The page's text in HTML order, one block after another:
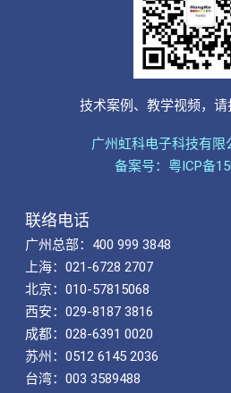
技术案例、教学视频，
广州虹科电子科技有限
备案号：粤ICP备
联络电话
广州总部：400 999 3848
上海：021-6728 2707
北京：010-57815068
西安：029-8187 3816
成都：028-6391 0020
苏州：0512 6145 2036
台湾：003 3589488